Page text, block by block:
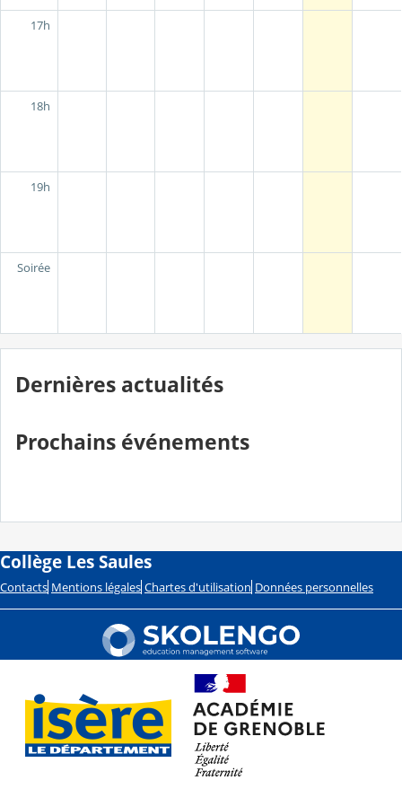
17h
18h
19h
Soirée
Dernières actualités
Prochains événements
Collège Les Saules
Contacts Mentions légales Chartes d'utilisation Données personnelles